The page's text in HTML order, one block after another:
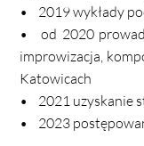
• 2019 wykłady
• od 2020
improwizacja,
Katowicach
• 2021 uzyskanie
• 2023